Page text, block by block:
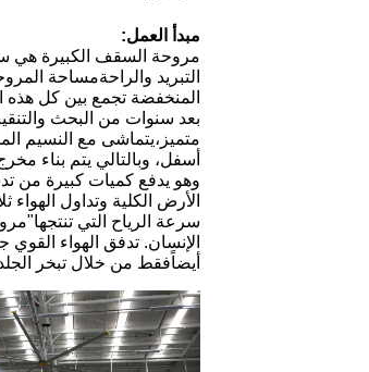
مبدأ العمل:
مروحة السقف الكبيرة هي
التبريد والراحةمساحة
المنخفضة تجمع بين كل
بعد سنوات من البحث
متميز،يتماشى مع النسيم
أسفل، وبالتالي يتم بناء
وهو يدفع كميات كبيرة من
الأرض الكلية وتداول الهواء
سرعة الرياح التي تنتجها"
الإنسان. تدفق الهواء
أيضاًفقط من خلال تبخر